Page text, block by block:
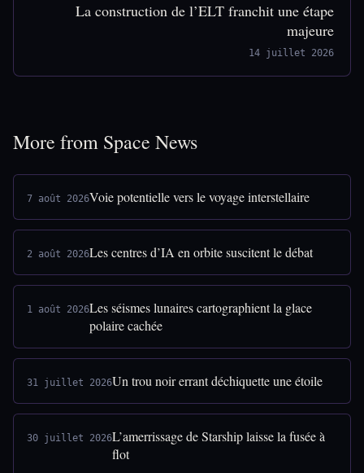
La construction de l’ELT franchit une étape
majeure
14 juillet 2026
More from Space News
7 août 2026Voie potentielle vers le voyage interstellaire
2 août 2026Les centres d’IA en orbite suscitent le débat
1 août 2026Les séismes lunaires cartographient la glace
polaire cachée
31 juillet 2026Un trou noir errant déchiquette une étoile
30 juillet 2026L’amerrissage de Starship laisse la fusée à
flot